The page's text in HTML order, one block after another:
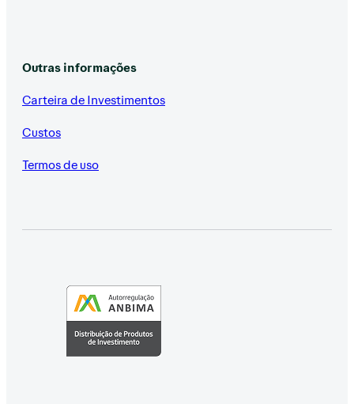
Outras informações
Carteira de Investimentos
Custos
Termos de uso